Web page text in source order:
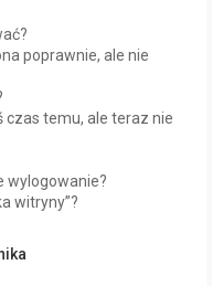
poprawnie, ale nie
czas temu, ale teraz nie
wylogowanie?
witryny”?